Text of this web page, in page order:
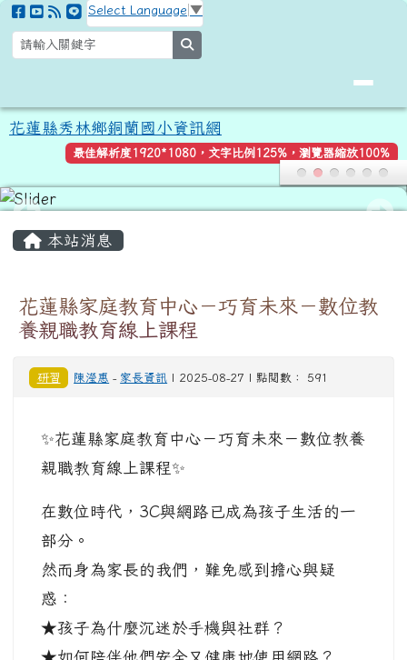
跳至主內容區
花蓮縣秀林鄉銅蘭國小資訊網
Select Language ▼
花蓮縣秀林鄉銅蘭國小資訊網
最佳解析度1920*1080，文字比例125%，瀏覽器縮放100%
本站消息
花蓮縣家庭教育中心－巧育未來－數位教
養親職教育線上課程
研習 陳瀅惠 - 家長資訊 | 2025-08-27 | 點閱數： 591
✨花蓮縣家庭教育中心－巧育未來－數位教養
親職教育線上課程✨
在數位時代，3C與網路已成為孩子生活的一
部分。
然而身為家長的我們，難免感到擔心與疑
惑：
★孩子為什麼沉迷於手機與社群？
★如何陪伴他們安全又健康地使用網路？